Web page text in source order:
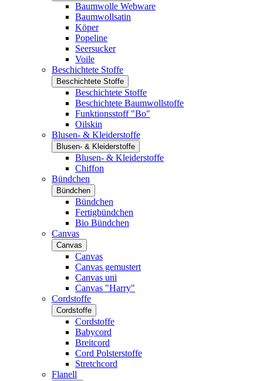
Baumwolle Webware
Baumwollsatin
Köper
Popeline
Seersucker
Voile
Beschichtete Stoffe
Beschichtete Stoffe
Beschichtete Stoffe
Beschichtete Baumwollstoffe
Funktionsstoff "Bo"
Oilskin
Blusen- & Kleiderstoffe
Blusen- & Kleiderstoffe
Blusen- & Kleiderstoffe
Chiffon
Bündchen
Bündchen
Bündchen
Fertigbündchen
Bio Bündchen
Canvas
Canvas
Canvas
Canvas gemustert
Canvas uni
Canvas "Harry"
Cordstoffe
Cordstoffe
Cordstoffe
Babycord
Breitcord
Cord Polsterstoffe
Stretchcord
Flanell